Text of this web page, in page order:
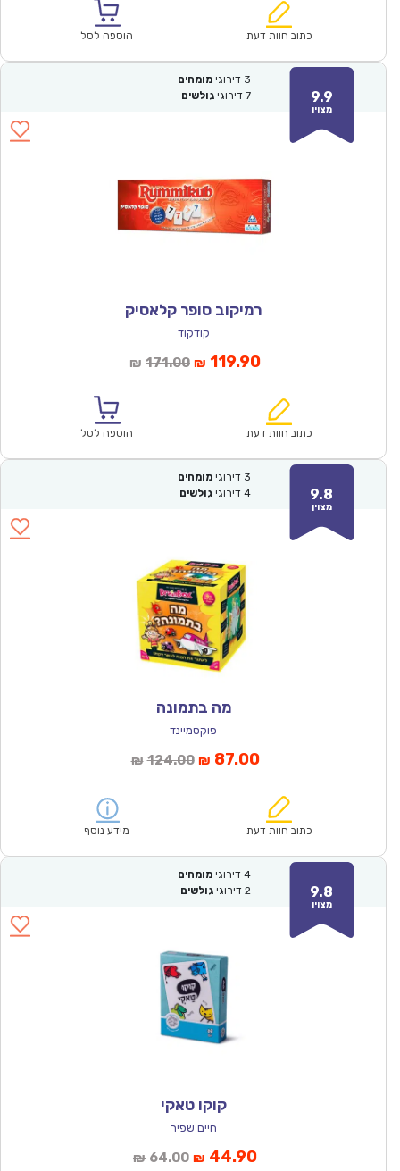
₪86.00.
הוא:
כתוב חוות דעת הוספה לסל
9.9
מצוין
3 דירוגי מומחים
7 דירוגי גולשים
רמיקוב סופר קלאסיק
קודקוד
₪ 171.00המחיר
₪171.00.
₪ 119.90המחיר
הוא:
כתוב חוות דעת הוספה לסל
9.8
מצוין
3 דירוגי מומחים
4 דירוגי גולשים
מה בתמונה
פוקסמיינד
₪ 124.00המחיר
₪124.00.
₪ 87.00המחיר
הוא:
כתוב חוות דעת מידע נוסף
9.8
מצוין
4 דירוגי מומחים
2 דירוגי גולשים
קוקו טאקי
חיים שפיר
₪ 64.00המחיר
₪ 44.90המחיר